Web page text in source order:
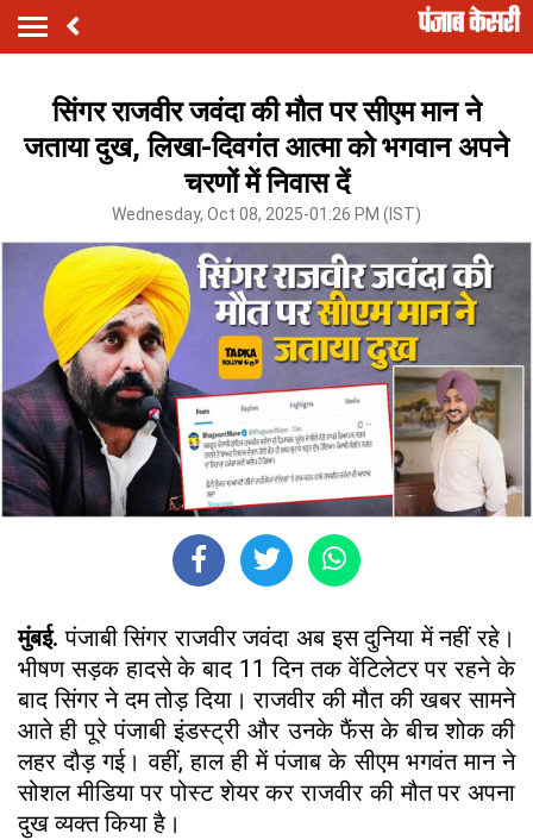
सिंगर राजवीर जवंदा की मौत पर सीएम मान ने
जताया दुख, लिखा-दिवगंत आत्मा को भगवान अपने
चरणों में निवास दें
Wednesday, Oct 08, 2025-01:26 PM (IST)
मुंबई.पंजाबी सिंगर राजवीर जवंदा अब इस दुनिया में नहीं रहे।
भीषण सड़क हादसे के बाद 11 दिन तक वेंटिलेटर पर रहने के
बाद सिंगर ने दम तोड़ दिया। राजवीर की मौत की खबर सामने
आते ही पूरे पंजाबी इंडस्ट्री और उनके फैंस के बीच शोक की
लहर दौड़ गई। वहीं, हाल ही में पंजाब के सीएम भगवंत मान ने
सोशल मीडिया पर पोस्ट शेयर कर राजवीर की मौत पर अपना
दुख व्यक्त किया है।